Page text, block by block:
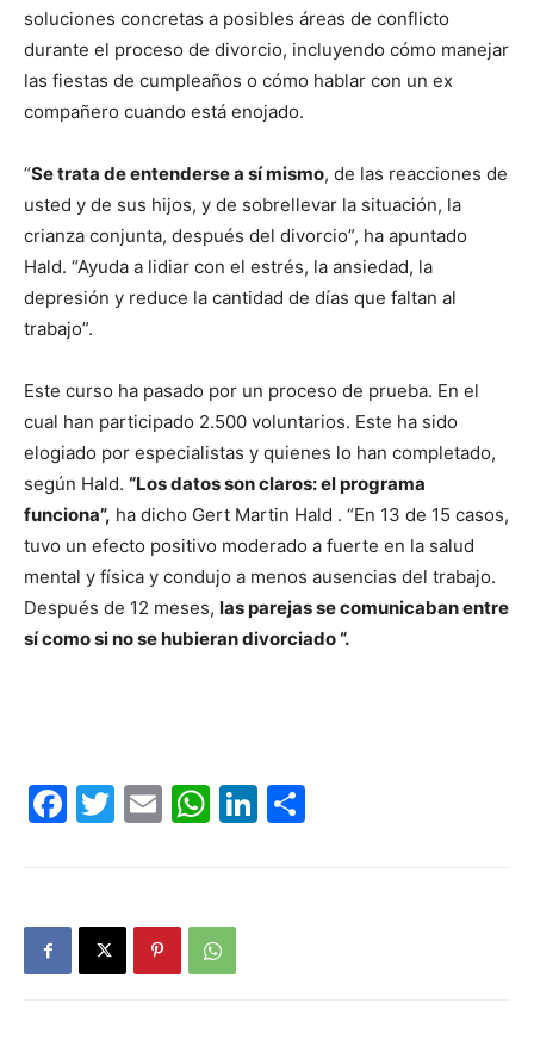
soluciones concretas a posibles áreas de conflicto
durante el proceso de divorcio, incluyendo cómo manejar
las fiestas de cumpleaños o cómo hablar con un ex
compañero cuando está enojado.
“Se trata de entenderse a sí mismo, de las reacciones de
usted y de sus hijos, y de sobrellevar la situación, la
crianza conjunta, después del divorcio”, ha apuntado
Hald. “Ayuda a lidiar con el estrés, la ansiedad, la
depresión y reduce la cantidad de días que faltan al
trabajo”.
Este curso ha pasado por un proceso de prueba. En el
cual han participado 2.500 voluntarios. Este ha sido
elogiado por especialistas y quienes lo han completado,
según Hald. “Los datos son claros: el programa
funciona”, ha dicho Gert Martin Hald . “En 13 de 15 casos,
tuvo un efecto positivo moderado a fuerte en la salud
mental y física y condujo a menos ausencias del trabajo.
Después de 12 meses, las parejas se comunicaban entre
sí como si no se hubieran divorciado “.
Facebook
Twitter
EmailWhatsApp
LinkedIn